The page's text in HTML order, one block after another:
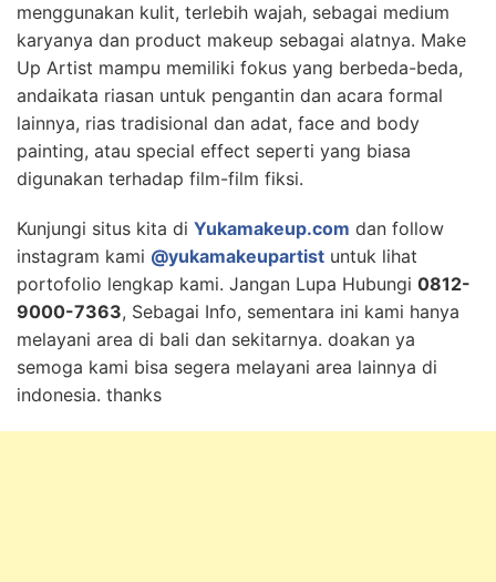
menggunakan kulit, terlebih wajah, sebagai medium
karyanya dan product makeup sebagai alatnya. Make
Up Artist mampu memiliki fokus yang berbeda-beda,
andaikata riasan untuk pengantin dan acara formal
lainnya, rias tradisional dan adat, face and body
painting, atau special effect seperti yang biasa
digunakan terhadap film-film fiksi.
Kunjungi situs kita di Yukamakeup.com dan follow
instagram kami @yukamakeupartist untuk lihat
portofolio lengkap kami. Jangan Lupa Hubungi 0812-
9000-7363, Sebagai Info, sementara ini kami hanya
melayani area di bali dan sekitarnya. doakan ya
semoga kami bisa segera melayani area lainnya di
indonesia. thanks